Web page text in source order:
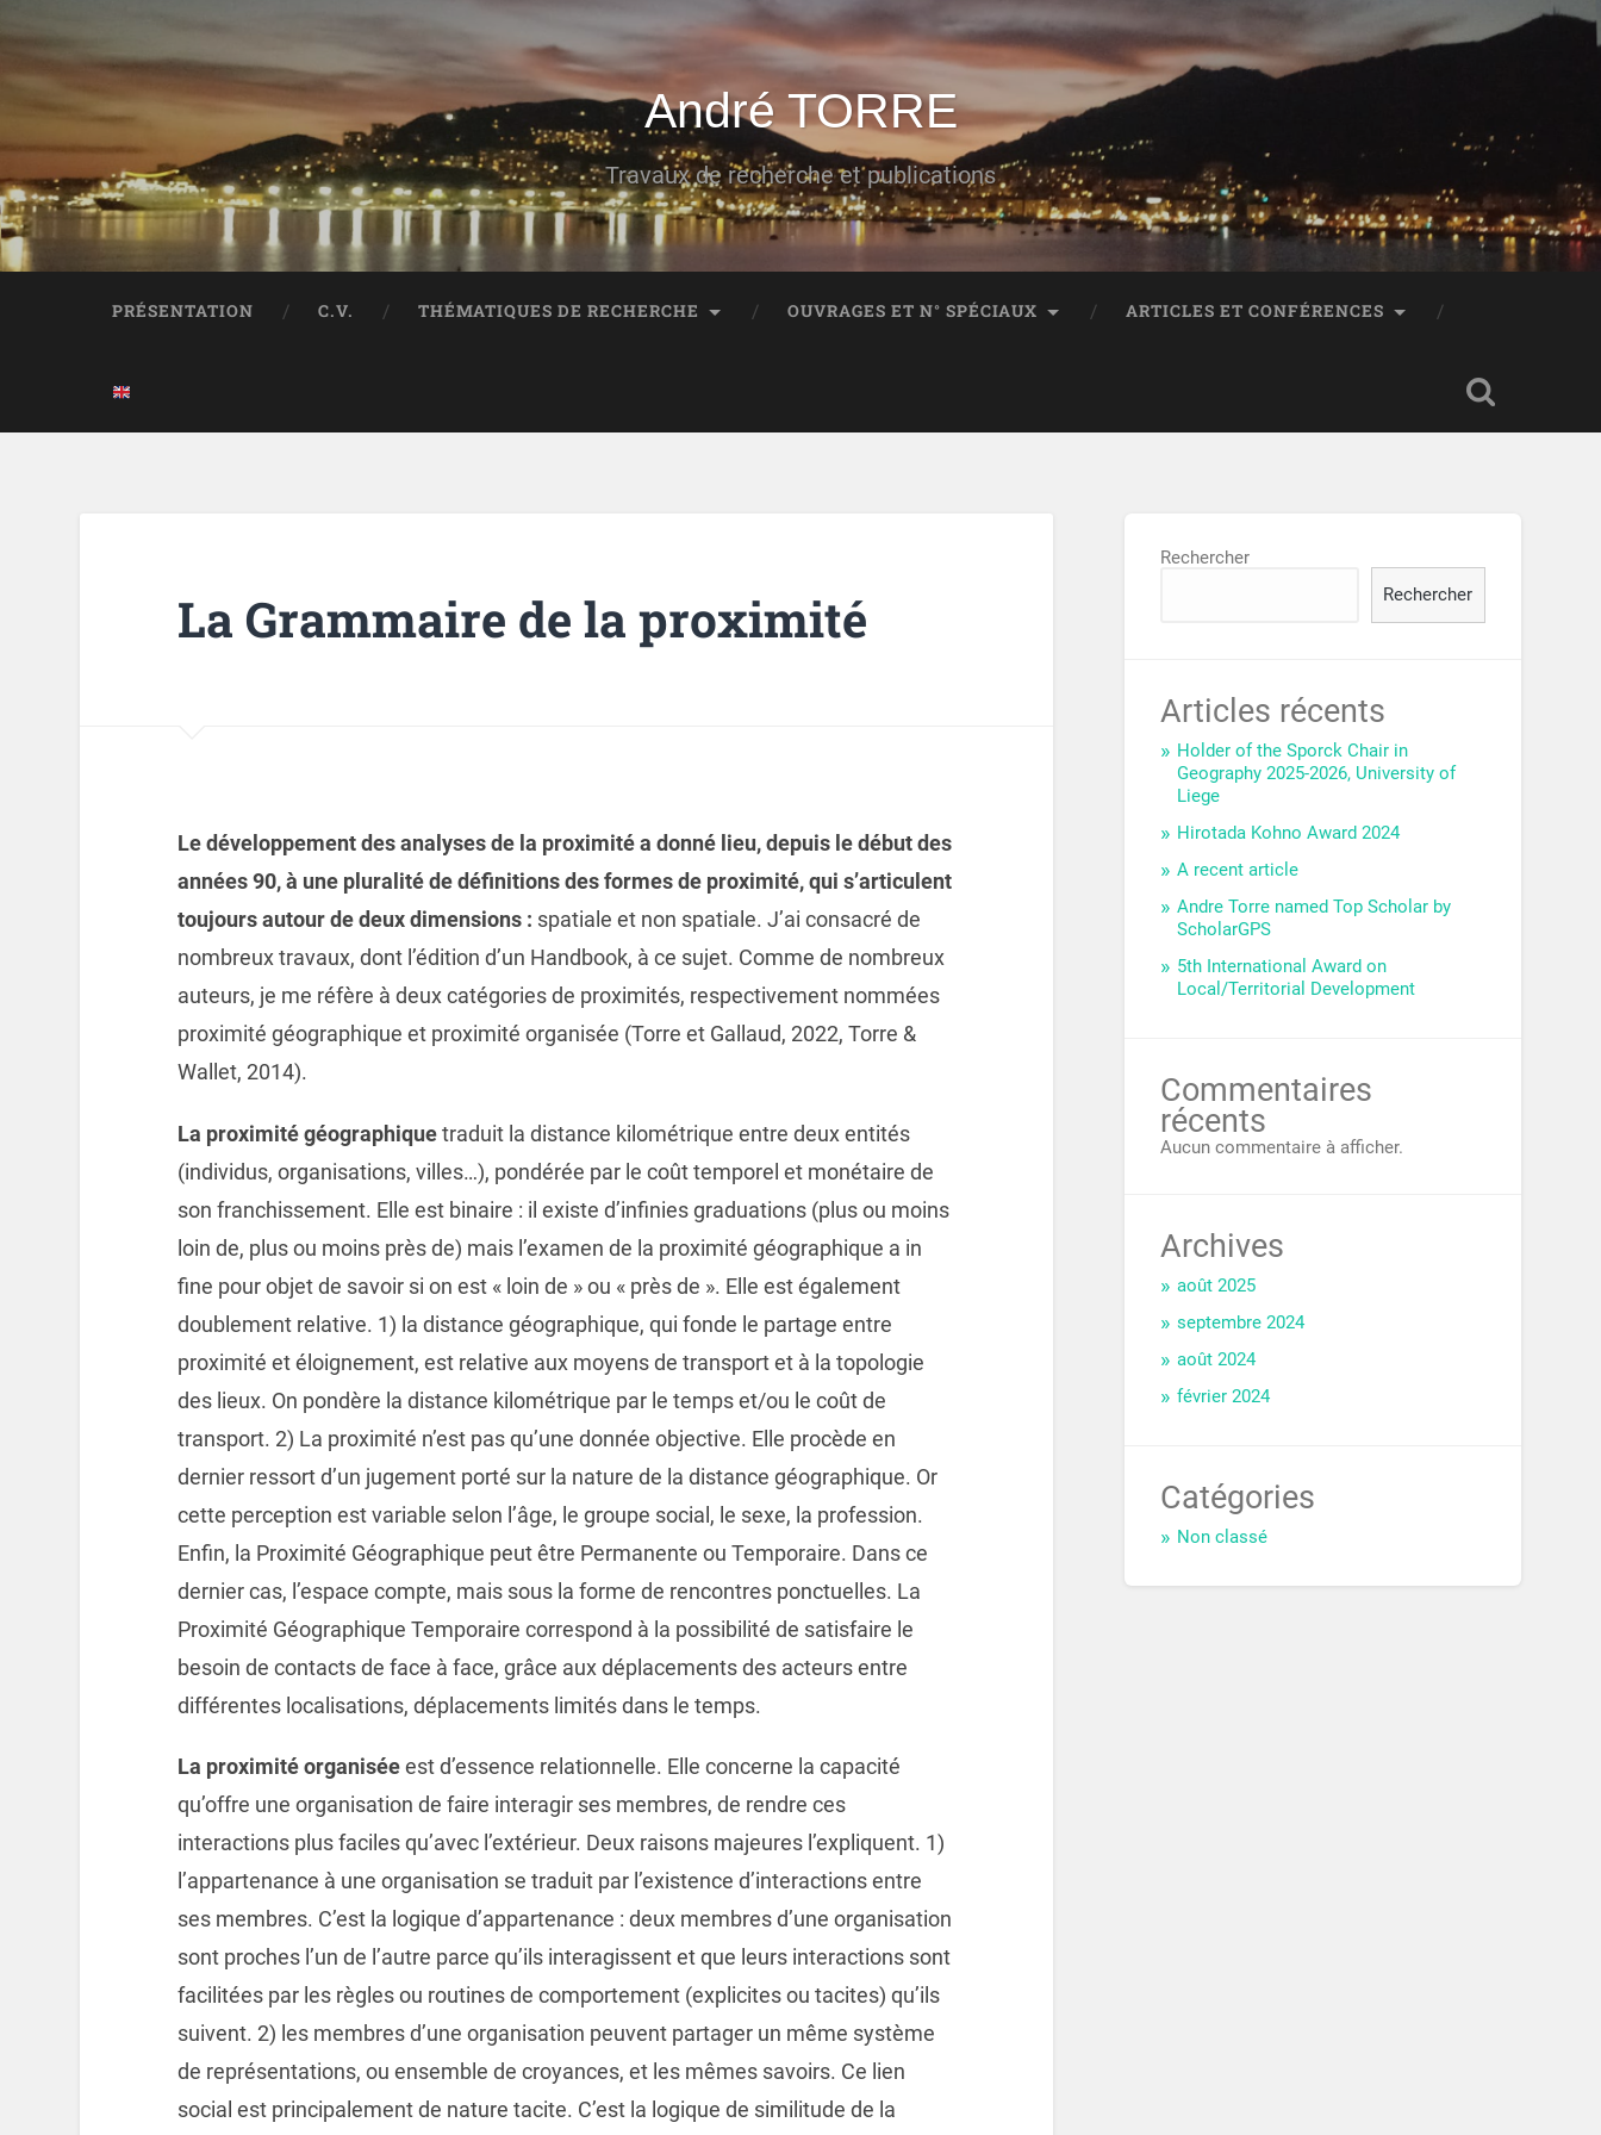
André TORRE
Travaux de recherche et publications
PRÉSENTATION C.V. THÉMATIQUES DE RECHERCHE OUVRAGES ET N° SPÉCIAUX ARTICLES ET CONFÉRENCES
La Grammaire de la proximité
Le développement des analyses de la proximité a donné lieu, depuis le début des
années 90, à une pluralité de définitions des formes de proximité, qui s’articulent
toujours autour de deux dimensions : spatiale et non spatiale. J’ai consacré de
nombreux travaux, dont l’édition d’un Handbook, à ce sujet. Comme de nombreux
auteurs, je me réfère à deux catégories de proximités, respectivement nommées
proximité géographique et proximité organisée (Torre et Gallaud, 2022, Torre &
Wallet, 2014).
La proximité géographiquetraduit la distance kilométrique entre deux entités
(individus, organisations, villes…), pondérée par le coût temporel et monétaire de
son franchissement. Elle est binaire : il existe d’infinies graduations (plus ou moins
loin de, plus ou moins près de) mais l’examen de la proximité géographique a in
fine pour objet de savoir si on est « loin de » ou « près de ». Elle est également
doublement relative. 1) la distance géographique, qui fonde le partage entre
proximité et éloignement, est relative aux moyens de transport et à la topologie
des lieux. On pondère la distance kilométrique par le temps et/ou le coût de
transport. 2) La proximité n’est pas qu’une donnée objective. Elle procède en
dernier ressort d’un jugement porté sur la nature de la distance géographique. Or
cette perception est variable selon l’âge, le groupe social, le sexe, la profession.
Enfin, la Proximité Géographique peut être Permanente ou Temporaire. Dans ce
dernier cas, l’espace compte, mais sous la forme de rencontres ponctuelles. La
Proximité Géographique Temporaire correspond à la possibilité de satisfaire le
besoin de contacts de face à face, grâce aux déplacements des acteurs entre
différentes localisations, déplacements limités dans le temps.
La proximité organiséeest d’essence relationnelle. Elle concerne la capacité
qu’offre une organisation de faire interagir ses membres, de rendre ces
interactions plus faciles qu’avec l’extérieur. Deux raisons majeures l’expliquent. 1)
l’appartenance à une organisation se traduit par l’existence d’interactions entre
ses membres. C’est la logique d’appartenance : deux membres d’une organisation
sont proches l’un de l’autre parce qu’ils interagissent et que leurs interactions sont
facilitées par les règles ou routines de comportement (explicites ou tacites) qu’ils
suivent. 2) les membres d’une organisation peuvent partager un même système
de représentations, ou ensemble de croyances, et les mêmes savoirs. Ce lien
social est principalement de nature tacite. C’est la logique de similitude de la
Rechercher
Rechercher
Articles récents
Holder of the Sporck Chair in
Geography 2025-2026, University of
Liege
Hirotada Kohno Award 2024
A recent article
Andre Torre named Top Scholar by
ScholarGPS
5th International Award on
Local/Territorial Development
Commentaires
récents
Aucun commentaire à afficher.
Archives
août 2025
septembre 2024
août 2024
février 2024
Catégories
Non classé